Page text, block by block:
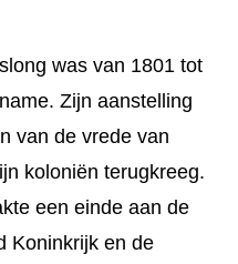
was van 1801 tot
Zijn aanstelling
van de vrede van
koloniën terugkreeg.
een einde aan de
Koninkrijk en de